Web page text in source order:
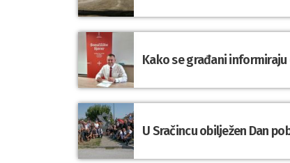
Kako se građani
U Sračincu obilježen Dan